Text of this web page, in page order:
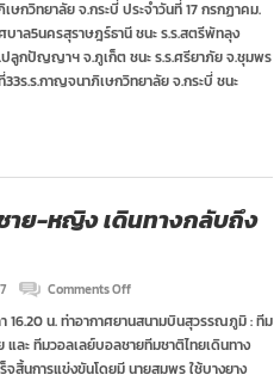
ลูก
ยาง
ไทย
ก้าว
แข่งขัน
วอลเลย์บอล
เยาวชน”กฟภ”
โซน
ภาค
17
กวิทยาลัย จ.กระบี่ ประจำวันที่ 17 กรกฏาคม.
าล5นครสุราษฎร์ธานี ชนะ ร.ร.สตรีพัทลุง
ร.ปลูกปัญญาฯ จ.ภูเก็ต ชนะ ร.ร.ศรียาภัย จ.ชุมพร
33ร.ร.กาญจนาภิเษกวิทยาลัย จ.กระบี่ ชนะ
าย-หญิง เดินทางกลับถึง
Comments Offon
วอลเลย์บอล
ชาย-
หญิง
16.20 น. ท่าอากาศยานสนามบินสุวรรณภูมิ : ทีม
ละ ทีมวอลเลย์บอลชายทีมชาติไทยเดินทาง
จสิ้นการแข่งขันโดยมี นายสมพร ใช้บางยาง